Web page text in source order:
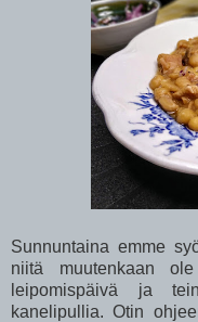
Sunnuntaina emme
niitä muutenkaan
leipomispäivä ja
kanelipullia. Otin